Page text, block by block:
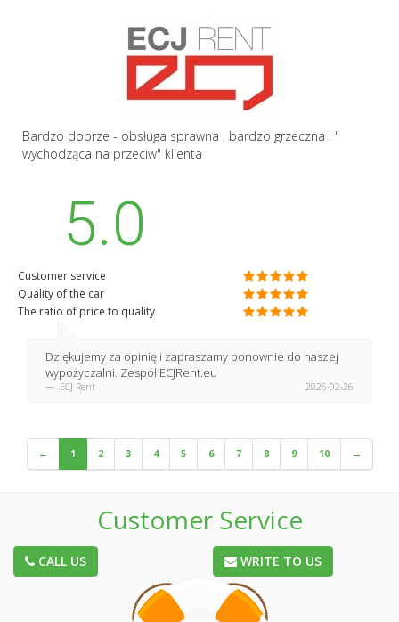
Bardzo dobrze - obsługa sprawna , bardzo grzeczna i "
wychodząca na przeciw" klienta
5.0
Customer service
Quality of the car
The ratio of price to quality
Dziękujemy za opinię i zapraszamy ponownie do naszej
wypożyczalni. Zespół ECJRent.eu
ECJ Rent 2026-02-26
← 1 2 3 4 5 6 7 8 9 10 →
Customer Service
CALL US WRITE TO US